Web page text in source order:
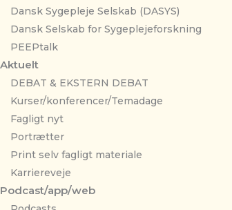
Dansk Sygepleje Selskab (DASYS)
Dansk Selskab for Sygeplejeforskning
PEEPtalk
Aktuelt
DEBAT & EKSTERN DEBAT
Kurser/konferencer/Temadage
Fagligt nyt
Portrætter
Print selv fagligt materiale
Karriereveje
Podcast/app/web